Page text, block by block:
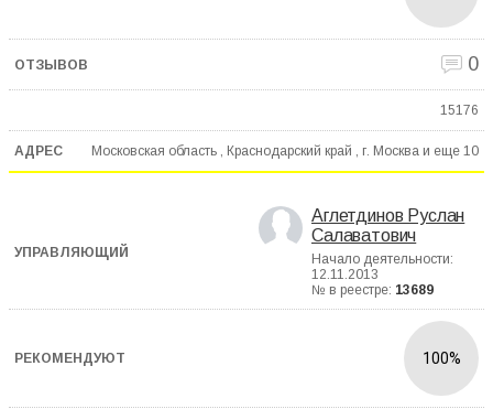
0
15176
Московская область , Краснодарский край , г. Москва и еще 10
Аглетдинов Руслан
Салаватович
Начало деятельности:
12.11.2013
№ в реестре: 13689
100%